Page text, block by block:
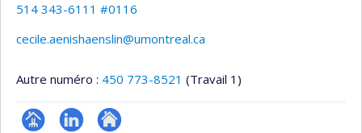
514 343-6111 #0116
cecile.aenishaenslin@umontreal.ca
Autre numéro : 450 773-8521 (Travail 1)